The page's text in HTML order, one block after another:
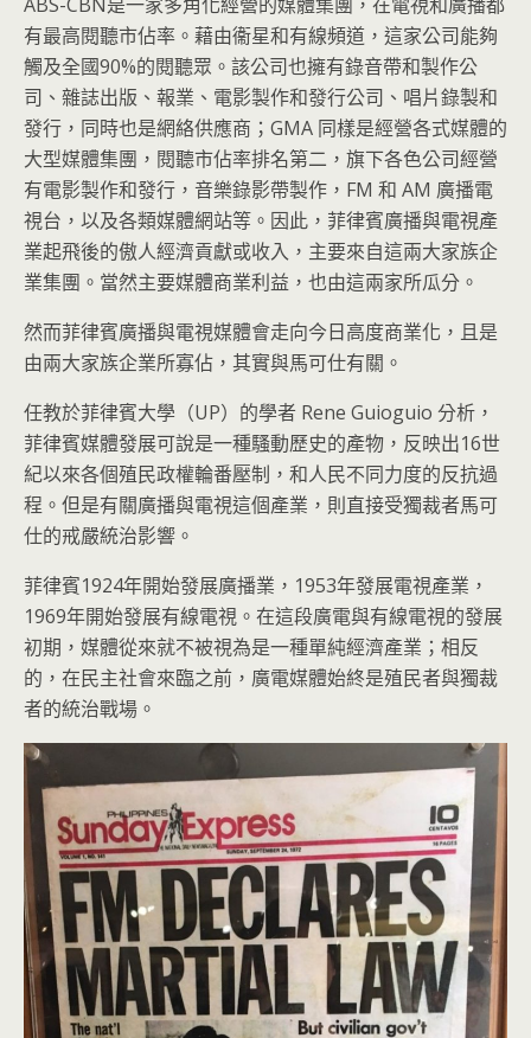
有最高閱聽市佔率。藉由衞星和有線頻道，這家公司能夠
觸及全國90%的閱聽眾。該公司也擁有錄音帶和製作公
司、雜誌出版、報業、電影製作和發行公司、唱片錄製和
發行，同時也是網絡供應商；GMA 同樣是經營各式媒體的
大型媒體集團，閱聽市佔率排名第二，旗下各色公司經營
有電影製作和發行，音樂錄影帶製作，FM 和 AM 廣播電
視台，以及各類媒體網站等。因此，菲律賓廣播與電視產
業起飛後的傲人經濟貢獻或收入，主要來自這兩大家族企
業集團。當然主要媒體商業利益，也由這兩家所瓜分。
然而菲律賓廣播與電視媒體會走向今日高度商業化，且是
由兩大家族企業所寡佔，其實與馬可仕有關。
任教於菲律賓大學（UP）的學者 Rene Guioguio 分析，
菲律賓媒體發展可說是一種騷動歷史的產物，反映出16世
紀以來各個殖民政權輪番壓制，和人民不同力度的反抗過
程。但是有關廣播與電視這個產業，則直接受獨裁者馬可
仕的戒嚴統治影響。
菲律賓1924年開始發展廣播業，1953年發展電視產業，
1969年開始發展有線電視。在這段廣電與有線電視的發展
初期，媒體從來就不被視為是一種單純經濟產業；相反
的，在民主社會來臨之前，廣電媒體始終是殖民者與獨裁
者的統治戰場。